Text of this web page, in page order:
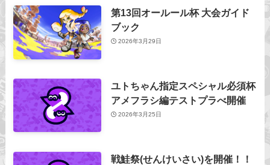
第13回オールール杯 大会ガイド
ブック
2026年3月29日
ユトちゃん指定スペシャル必須杯
アメフラシ編テストプラべ開催
2026年3月25日
戦鮭祭(せんけいさい)を開催！！